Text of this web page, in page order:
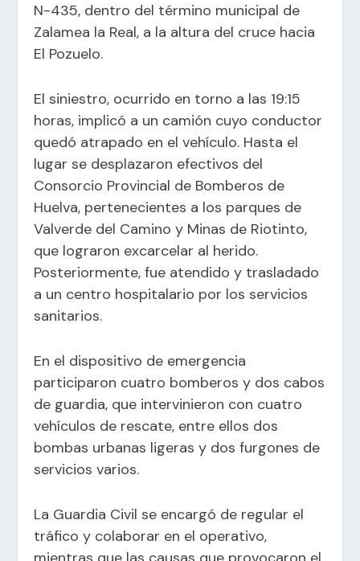
N-435, dentro del término municipal de
Zalamea la Real, a la altura del cruce hacia
El Pozuelo.
El siniestro, ocurrido en torno a las 19:15
horas, implicó a un camión cuyo conductor
quedó atrapado en el vehículo. Hasta el
lugar se desplazaron efectivos del
Consorcio Provincial de Bomberos de
Huelva, pertenecientes a los parques de
Valverde del Camino y Minas de Riotinto,
que lograron excarcelar al herido.
Posteriormente, fue atendido y trasladado
a un centro hospitalario por los servicios
sanitarios.
En el dispositivo de emergencia
participaron cuatro bomberos y dos cabos
de guardia, que intervinieron con cuatro
vehículos de rescate, entre ellos dos
bombas urbanas ligeras y dos furgones de
servicios varios.
La Guardia Civil se encargó de regular el
tráfico y colaborar en el operativo,